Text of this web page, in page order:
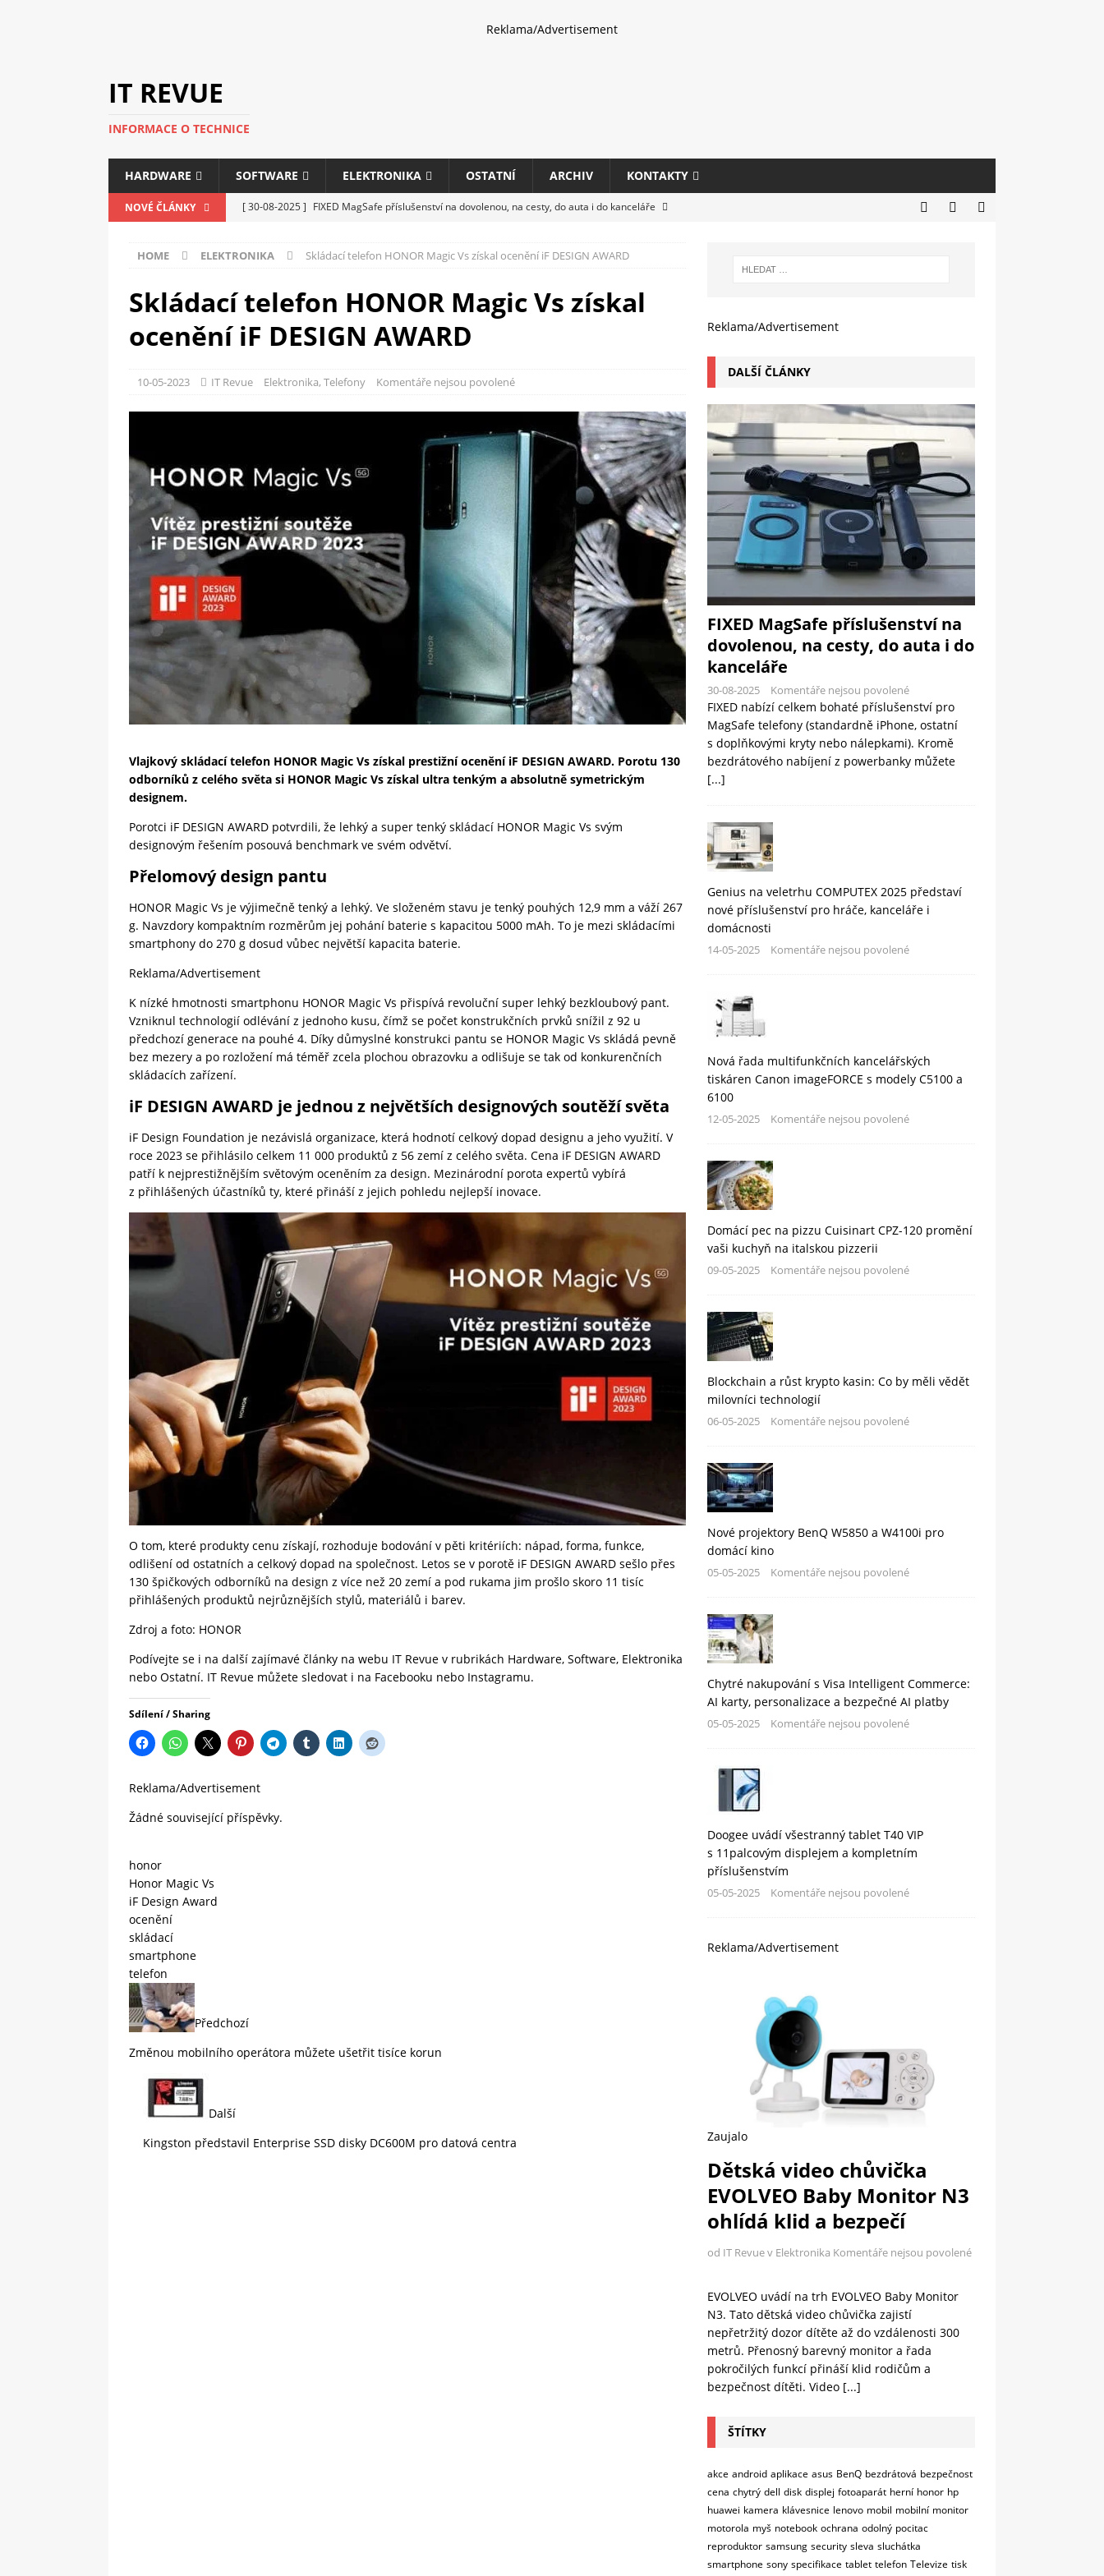
Reklama/Advertisement
IT REVUE
INFORMACE O TECHNICE
HARDWARE SOFTWARE ELEKTRONIKA OSTATNÍ ARCHIV KONTAKTY
NOVÉ ČLÁNKY [ 30-08-2025 ] FIXED MagSafe příslušenství na dovolenou, na cesty, do auta i do kanceláře
[ 14-05-2025 ] Genius na veletrhu COMPUTEX 2025 představí nové příslušenství pro hráče,
kanceláře i domácnosti
HARDWARE
Nová řada multifunkčních kancelářských tiskáren Canon imageFORCE s modely
C5100 a 6100
PERIFERIE
Blockchain a růst krypto kasin: Co by měli vědět milovníci technologií
HOME ELEKTRONIKA Skládací telefon HONOR Magic Vs získal ocenění iF DESIGN AWARD
Skládací telefon HONOR Magic Vs získal
ocenění iF DESIGN AWARD
10-05-2023 IT Revue Elektronika, Telefony Komentáře nejsou povolené
Vlajkový skládací telefon HONOR Magic Vs získal prestižní ocenění iF DESIGN AWARD. Porotu 130
odborníků z celého světa si HONOR Magic Vs získal ultra tenkým a absolutně symetrickým
designem.
Porotci iF DESIGN AWARD potvrdili, že lehký a super tenký skládací HONOR Magic Vs svým
designovým řešením posouvá benchmark ve svém odvětví.
Přelomový design pantu
HONOR Magic Vs je výjimečně tenký a lehký. Ve složeném stavu je tenký pouhých 12,9 mm a váží 267
g. Navzdory kompaktním rozměrům jej pohání baterie s kapacitou 5000 mAh. To je mezi skládacími
smartphony do 270 g dosud vůbec největší kapacita baterie.
Reklama/Advertisement
K nízké hmotnosti smartphonu HONOR Magic Vs přispívá revoluční super lehký bezkloubový pant.
Vzniknul technologií odlévání z jednoho kusu, čímž se počet konstrukčních prvků snížil z 92 u
předchozí generace na pouhé 4. Díky důmyslné konstrukci pantu se HONOR Magic Vs skládá pevně
bez mezery a po rozložení má téměř zcela plochou obrazovku a odlišuje se tak od konkurenčních
skládacích zařízení.
iF DESIGN AWARD je jednou z největších designových soutěží světa
iF Design Foundation je nezávislá organizace, která hodnotí celkový dopad designu a jeho využití. V
roce 2023 se přihlásilo celkem 11 000 produktů z 56 zemí z celého světa. Cena iF DESIGN AWARD
patří k nejprestižnějším světovým oceněním za design. Mezinárodní porota expertů vybírá
z přihlášených účastníků ty, které přináší z jejich pohledu nejlepší inovace.
O tom, které produkty cenu získají, rozhoduje bodování v pěti kritériích: nápad, forma, funkce,
odlišení od ostatních a celkový dopad na společnost. Letos se v porotě iF DESIGN AWARD sešlo přes
130 špičkových odborníků na design z více než 20 zemí a pod rukama jim prošlo skoro 11 tisíc
přihlášených produktů nejrůznějších stylů, materiálů i barev.
Zdroj a foto: HONOR
Podívejte se i na další zajímavé články na webu IT Revue v rubrikách Hardware, Software, Elektronika
nebo Ostatní. IT Revue můžete sledovat i na Facebooku nebo Instagramu.
Sdílení / Sharing
Reklama/Advertisement
Žádné související příspěvky.
honor
Honor Magic Vs
iF Design Award
ocenění
skládací
smartphone
telefon
Předchozí
Změnou mobilního operátora můžete ušetřit tisíce korun
Další
Kingston představil Enterprise SSD disky DC600M pro datová centra
Reklama/Advertisement
DALŠÍ ČLÁNKY
FIXED MagSafe příslušenství na
dovolenou, na cesty, do auta i do
kanceláře
30-08-2025 Komentáře nejsou povolené
FIXED nabízí celkem bohaté příslušenství pro
MagSafe telefony (standardně iPhone, ostatní
s doplňkovými kryty nebo nálepkami). Kromě
bezdrátového nabíjení z powerbanky můžete
[...]
Genius na veletrhu COMPUTEX 2025 představí
nové příslušenství pro hráče, kanceláře i
domácnosti
14-05-2025 Komentáře nejsou povolené
Nová řada multifunkčních kancelářských
tiskáren Canon imageFORCE s modely C5100 a
6100
12-05-2025 Komentáře nejsou povolené
Domácí pec na pizzu Cuisinart CPZ-120 promění
vaši kuchyň na italskou pizzerii
09-05-2025 Komentáře nejsou povolené
Blockchain a růst krypto kasin: Co by měli vědět
milovníci technologií
06-05-2025 Komentáře nejsou povolené
Nové projektory BenQ W5850 a W4100i pro
domácí kino
05-05-2025 Komentáře nejsou povolené
Chytré nakupování s Visa Intelligent Commerce:
AI karty, personalizace a bezpečné AI platby
05-05-2025 Komentáře nejsou povolené
Doogee uvádí všestranný tablet T40 VIP
s 11palcovým displejem a kompletním
příslušenstvím
05-05-2025 Komentáře nejsou povolené
Reklama/Advertisement
Zaujalo
Dětská video chůvička
EVOLVEO Baby Monitor N3
ohlídá klid a bezpečí
od IT Revue v Elektronika Komentáře nejsou povolené
EVOLVEO uvádí na trh EVOLVEO Baby Monitor
N3. Tato dětská video chůvička zajistí
nepřetržitý dozor dítěte až do vzdálenosti 300
metrů. Přenosný barevný monitor a řada
pokročilých funkcí přináší klid rodičům a
bezpečnost dítěti. Video [...]
ŠTÍTKY
akce android aplikace asus BenQ bezdrátová bezpečnost
cena chytrý dell disk displej fotoaparát herní honor hp
huawei kamera klávesnice lenovo mobil mobilní monitor
motorola myš notebook ochrana odolný pocitac
reproduktor samsung security sleva sluchátka
smartphone sony specifikace tablet telefon Televize tisk